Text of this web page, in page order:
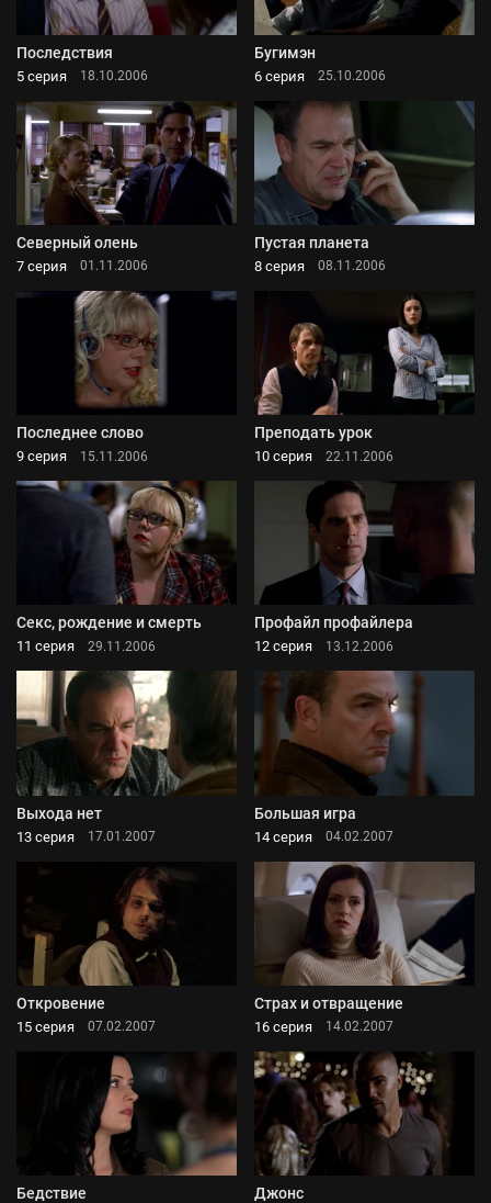
Последствия
5 серия 18.10.2006
Бугимэн
6 серия 25.10.2006
Северный олень
7 серия 01.11.2006
Пустая планета
8 серия 08.11.2006
Последнее слово
9 серия 15.11.2006
Преподать урок
10 серия 22.11.2006
Секс, рождение и смерть
11 серия 29.11.2006
Профайл профайлера
12 серия 13.12.2006
Выхода нет
13 серия 17.01.2007
Большая игра
14 серия 04.02.2007
Откровение
15 серия 07.02.2007
Страх и отвращение
16 серия 14.02.2007
Бедствие Джонс